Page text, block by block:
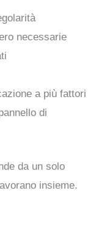
necessarie
a più fattori
di
da un solo
insieme.